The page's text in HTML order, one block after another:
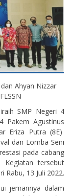
Ahyan Nizzar
SMP Negeri 4
Pakem Agustinus
Eriza Putra (8E)
dan Lomba Seni
pada cabang
tersebut
Rabu, 13 Juli 2022.
jemarinya dalam